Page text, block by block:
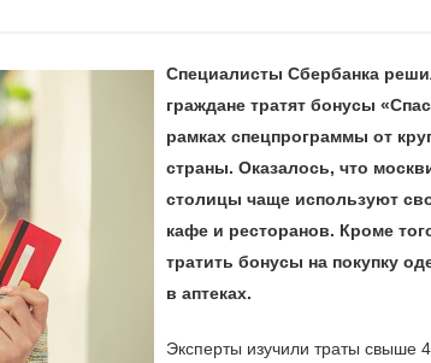
Специалисты Сбербанка
граждане тратят бонусы
рамках спецпрограммы от
страны. Оказалось, что
столицы чаще используют
кафе и ресторанов. Кроме
тратить бонусы на покупку
в аптеках.
Эксперты изучили траты свыше